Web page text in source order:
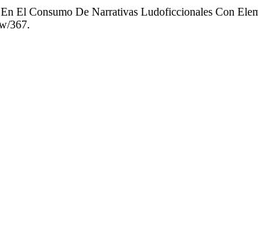
El Consumo De Narrativas Ludoficcionales Con
367.